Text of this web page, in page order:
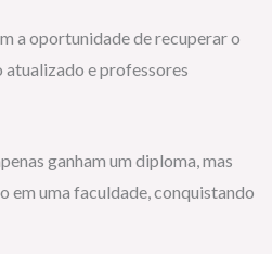
a oportunidade de recuperar o
e professores
ganham um diploma, mas
em uma faculdade, conquistando